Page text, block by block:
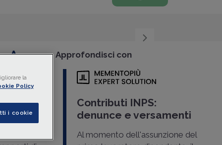
+ - Approfondisci con
Contributi INPS:
denunce e versamenti
Al momento dell'assunzione del
la
Policy
i cookie